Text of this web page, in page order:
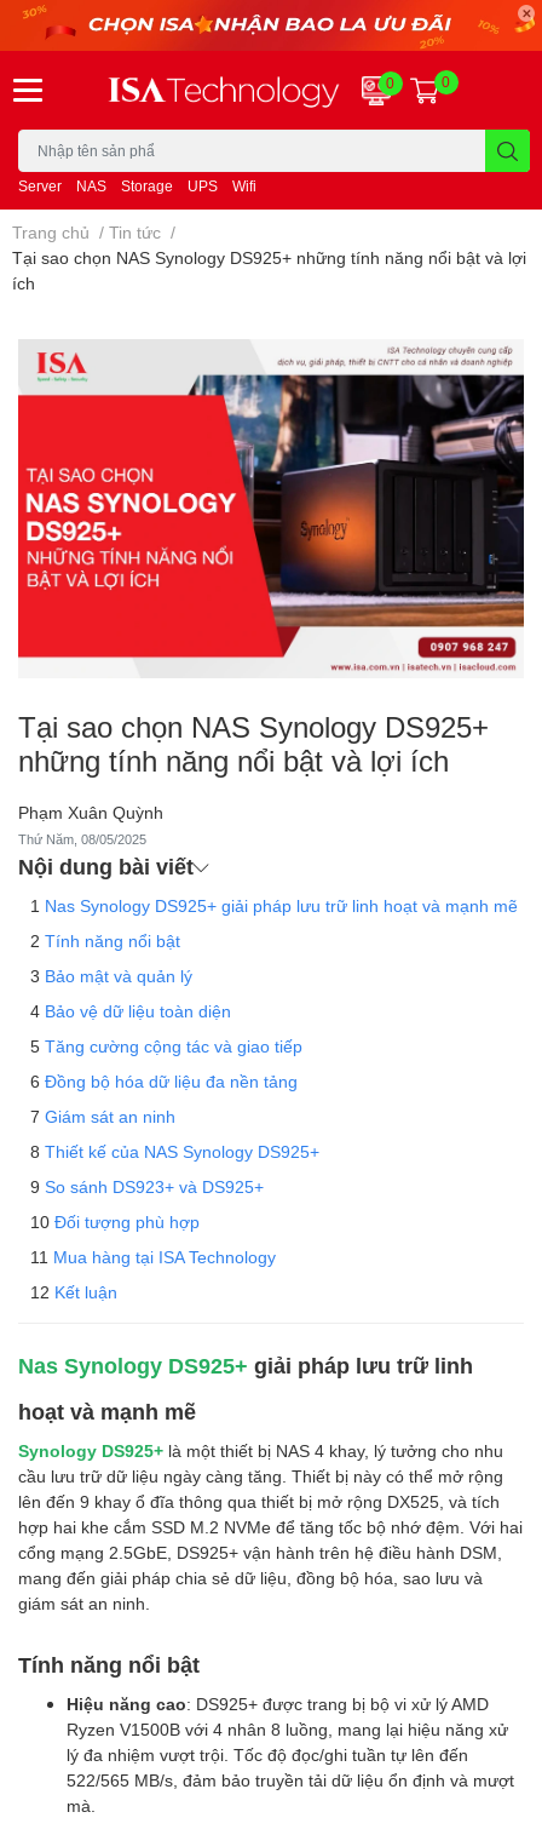
Server NAS Storage UPS Wifi
0 0
Trang chủ / Tin tức /
Tại sao chọn NAS Synology DS925+ những tính năng nổi bật và lợi
ích
Tại sao chọn NAS Synology DS925+
những tính năng nổi bật và lợi ích
Phạm Xuân Quỳnh
Thứ Năm, 08/05/2025
Nội dung bài viết
Nas Synology DS925+ giải pháp lưu trữ linh hoạt và mạnh mẽ
Tính năng nổi bật
Bảo mật và quản lý
Bảo vệ dữ liệu toàn diện
Tăng cường cộng tác và giao tiếp
Đồng bộ hóa dữ liệu đa nền tảng
Giám sát an ninh
Thiết kế của NAS Synology DS925+
So sánh DS923+ và DS925+
Đối tượng phù hợp
Mua hàng tại ISA Technology
Kết luận
Nas Synology DS925+ giải pháp lưu trữ linh
hoạt và mạnh mẽ
Synology DS925+ là một thiết bị NAS 4 khay, lý tưởng cho nhu
cầu lưu trữ dữ liệu ngày càng tăng. Thiết bị này có thể mở rộng
lên đến 9 khay ổ đĩa thông qua thiết bị mở rộng DX525, và tích
hợp hai khe cắm SSD M.2 NVMe để tăng tốc bộ nhớ đệm. Với hai
cổng mạng 2.5GbE, DS925+ vận hành trên hệ điều hành DSM,
mang đến giải pháp chia sẻ dữ liệu, đồng bộ hóa, sao lưu và
giám sát an ninh.
Tính năng nổi bật
Hiệu năng cao: DS925+ được trang bị bộ vi xử lý AMD
Ryzen V1500B với 4 nhân 8 luồng, mang lại hiệu năng xử
lý đa nhiệm vượt trội. Tốc độ đọc/ghi tuần tự lên đến
522/565 MB/s, đảm bảo truyền tải dữ liệu ổn định và mượt
mà.